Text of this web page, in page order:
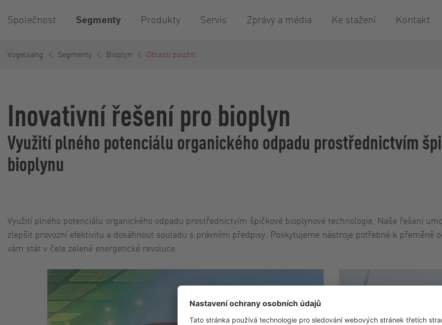
Společnost Segmenty Produkty Servis Zprávy a média Ke stažení Kontakt
Vogelsang Segmenty Bioplyn Oblasti použití
Inovativní řešení pro bioplyn
Využití plného potenciálu organického odpadu prostřednictvím
bioplynu
Využití plného potenciálu organického odpadu prostřednictvím špičkové bioplynové technologie. Naše řešení
zlepšit provozní efektivitu a dosáhnout souladu s právními předpisy. Poskytujeme nástroje potřebné k přeměně
vám stát v čele zelené energetické revoluce.